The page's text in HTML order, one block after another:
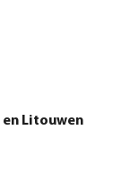
en Litouwen